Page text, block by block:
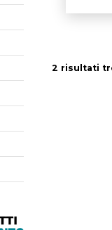
2 risultati